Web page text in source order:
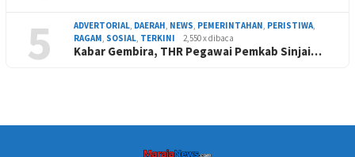
5 ADVERTORIAL, DAERAH, NEWS, PEMERINTAHAN, PERISTIWA,
RAGAM, SOSIAL, TERKINI 2,550 x dibaca
Kabar Gembira, THR Pegawai Pemkab Sinjai…